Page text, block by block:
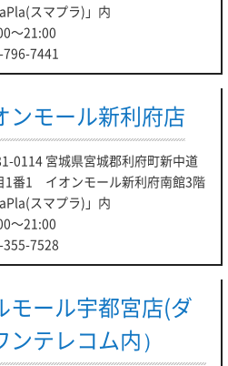
間は 10：00～20：00 となって
させていただいております。
メニューをご用意しております。
除湿もしっかりしてあげましょ
スマプラ)」内
～21:00
7441
ンモール新利府店
0114 宮城県宮城郡利府町新中道
1番1 イオンモール新利府南館3階
スマプラ)」内
～21:00
355-7528
モール宇都宮店(ダ
ンテレコム内）